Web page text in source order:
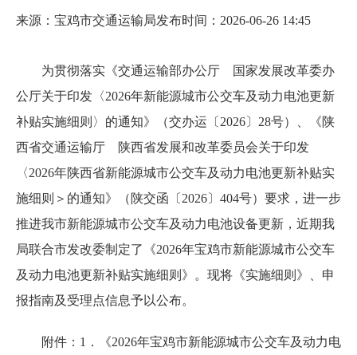
来源：宝鸡市交通运输局发布时间：2026-06-26 14:45
为贯彻落实《交通运输部办公厅 国家发展改革委办
公厅关于印发〈2026年新能源城市公交车及动力电池更新
补贴实施细则〉的通知》（交办运〔2026〕28号）、《陕
西省交通运输厅 陕西省发展和改革委员会关于印发
〈2026年陕西省新能源城市公交车及动力电池更新补贴实
施细则＞的通知》（陕交函〔2026〕404号）要求，进一步
推进我市新能源城市公交车及动力电池设备更新，近期我
局联合市发改委制定了《2026年宝鸡市新能源城市公交车
及动力电池更新补贴实施细则》。现将《实施细则》、申
报指南及受理点信息予以公布。
附件：1．《2026年宝鸡市新能源城市公交车及动力电